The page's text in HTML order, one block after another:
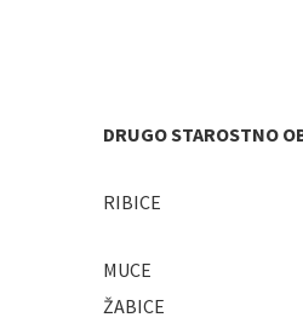
DRUGO STAROSTNO
RIBICE
MUCE
ŽABICE